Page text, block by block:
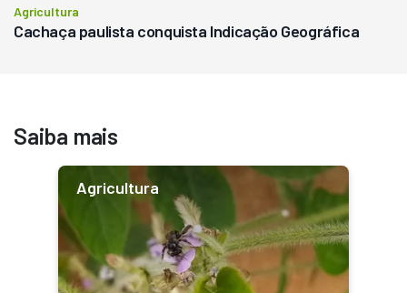
Agricultura
Cachaça paulista conquista Indicação Geográfica
Saiba mais
Agricultura